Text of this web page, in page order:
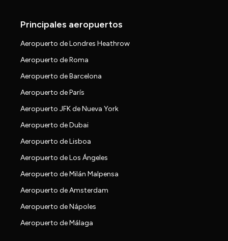
Principales aeropuertos
Aeropuerto de Londres Heathrow
Aeropuerto de Roma
Aeropuerto de Barcelona
Aeropuerto de París
Aeropuerto JFK de Nueva York
Aeropuerto de Dubai
Aeropuerto de Lisboa
Aeropuerto de Los Ángeles
Aeropuerto de Milán Malpensa
Aeropuerto de Amsterdam
Aeropuerto de Nápoles
Aeropuerto de Málaga